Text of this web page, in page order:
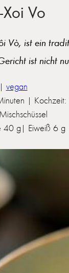
Vo
Vò, ist ein
ist nicht
vegan
|
40 g| Eiweiß 6